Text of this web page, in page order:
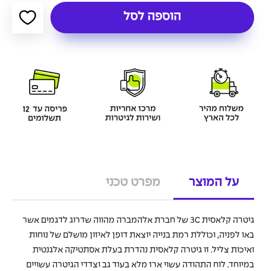
הוספה לסל
על המוצר מפרט טכני
גיטרה קלאסית 3C של חברת אלהמברה מהווה שדרוג לדגמים אשר
באו לפניה, וכוללת רמת בנייה יוצאת דופן לאיזון מושלם של נוחות
ואיכות צליל. זו גיטרה קלאסית נהדרת בעלת אסתטיקה אלגנטית
במיוחד. לוח התהודה עשוי ארז מלא בעוד גב וצדדי הגיטרה עשויים